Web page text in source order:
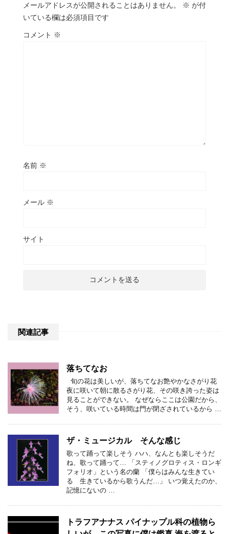
メールアドレスが公開されることはありません。 ※ が付
いている欄は必須項目です
コメント ※
名前 ※
メール ※
サイト
関連記事
落ちてなお
旬の花は美しいが、落ちてなお艶やかなさがり花
夜に咲いて朝に散るさがり花、その咲き誇った姿は
見ることができない。 なぜならここは公園だから、
そう、咲いている時間は門が閉ざされているから …
ザ・ミュージカル そんな感じ
歌って踊って楽しそう ハハ、なんとも楽しそうだ
ね、歌って踊って… 「スティノグロティス・ロンギ
フォリオ」という名の蘭 「僕らはみんな生きてい
る 生きているから歌うんだ…」 いつ覚えたのか、
記憶にないの …
トラフアナナス パイナップル科の植物ら